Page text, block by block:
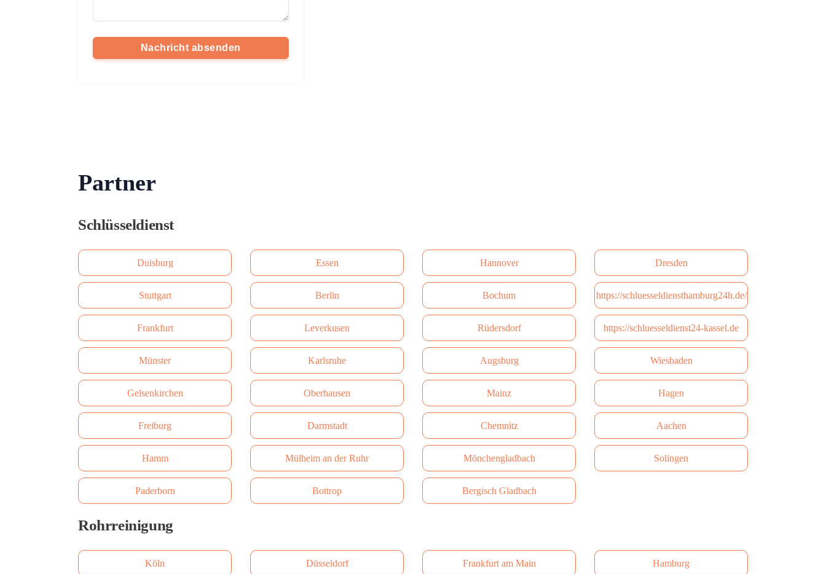
Nachricht absenden
Partner
Schlüsseldienst
Duisburg Essen Hannover Dresden
Stuttgart Berlin Bochum https://schluesseldiensthamburg24h.de/
Frankfurt Leverkusen Rüdersdorf https://schluesseldienst24-kassel.de
Münster Karlsruhe Augsburg Wiesbaden
Gelsenkirchen Oberhausen Mainz Hagen
Freiburg Darmstadt Сhemnitz Aachen
Hamm Mülheim an der Ruhr Mönchengladbach Solingen
Paderborn Bottrop Bergisch Gladbach
Rohrreinigung
Köln Düsseldorf Frankfurt am Main Hamburg